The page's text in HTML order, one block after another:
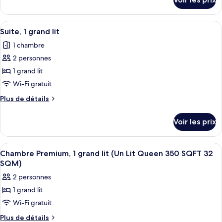
Suite,
très
grand
lit,
terrasse
le
type
de
Suite,
grand
lit,
Afficher
toutes
les
photos
pour
ce
type
de
Suite,
grand
lit
Une chambre d’hôtel avec un lit, un
4
Suite, 1 grand lit
1 chambre
2 personnes
1 grand lit
Wi-Fi gratuit
Plus de détails
Plus
le
type
de
chambre
grand
Voir les prix
Afficher
toutes
photos
pour
ce
type
Une chambre d’hôtel avec un grand
2
Chambre Premium, 1 grand lit (Un Lit Queen 350 SQFT 32
SQM)
2 personnes
1 grand lit
Wi-Fi gratuit
Plus de détails
Plus